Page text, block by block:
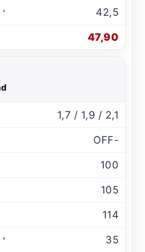
42,5
47,90
1,7 / 1,9 / 2,1
OFF-
100
105
114
35